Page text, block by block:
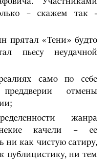
– скажем так -
прятал «Тени» будто
пьесу неудачной
само по себе
отмены
жанра
некие качели – ее
ни как чистую сатиру,
публицистику, ни тем